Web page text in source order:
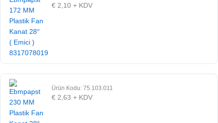
€ 2,10 + KDV
Ürün Kodu: 75.103.011
€ 2,63 + KDV